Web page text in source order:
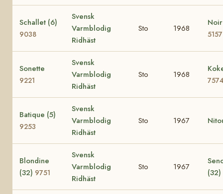
Schallet (6)
9038
Svensk
Varmblodig
Ridhäst
Sto 1968
5157
Sonette
9221
Svensk
Varmblodig
Ridhäst
Sto 1968
Batique (5)
9253
Svensk
Varmblodig
Ridhäst
Sto 1967
Blondine
(32) 9751
Svensk
Varmblodig
Ridhäst
Sto 1967
(32)